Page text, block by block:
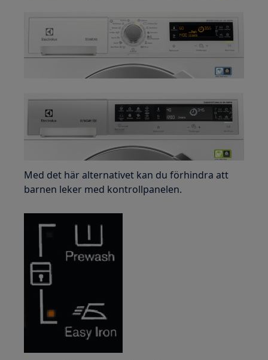
Med det här alternativet kan du förhindra att
barnen leker med kontrollpanelen.